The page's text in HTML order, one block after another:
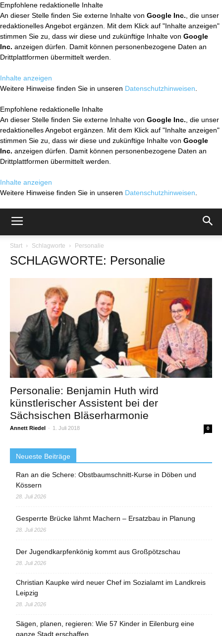
Empfohlene redaktionelle Inhalte
An dieser Stelle finden Sie externe Inhalte von Google Inc. , die unser
redaktionelles Angebot ergänzen. Mit dem Klick auf "Inhalte anzeigen"
stimmen Sie zu, dass wir diese und zukünftige Inhalte von Google
Inc. anzeigen dürfen. Damit können personenbezogene Daten an
Drittplattformen übermittelt werden.
Inhalte anzeigen
Weitere Hinweise finden Sie in unseren Datenschutzhinweisen
Empfohlene redaktionelle Inhalte
An dieser Stelle finden Sie externe Inhalte von Google Inc. , die unser
redaktionelles Angebot ergänzen. Mit dem Klick auf "Inhalte anzeigen"
stimmen Sie zu, dass wir diese und zukünftige Inhalte von Google
Inc. anzeigen dürfen. Damit können personenbezogene Daten an
Drittplattformen übermittelt werden.
Inhalte anzeigen
Weitere Hinweise finden Sie in unseren Datenschutzhinweisen
Start Schlagworte Personalie
SCHLAGWORTE: Personalie
Personalie: Benjamin Huth wird
künstlerischer Assistent bei der
Sächsischen Bläserharmonie
Annett Riedel - 1. Juli 2018 0
Neueste Beiträge
Ran an die Schere: Obstbaumschnitt-Kurse in Döben und
Kössern
28. Juli 2026
Gesperrte Brücke lähmt Machern – Ersatzbau in Planung
28. Juli 2026
Der Jugendkarpfenkönig kommt aus Großpötzschau
28. Juli 2026
Christian Kaupke wird neuer Chef im Sozialamt im Landkreis
Leipzig
28. Juli 2026
Sägen, planen, regieren: Wie 57 Kinder in Eilenburg eine
ganze Stadt erschaffen